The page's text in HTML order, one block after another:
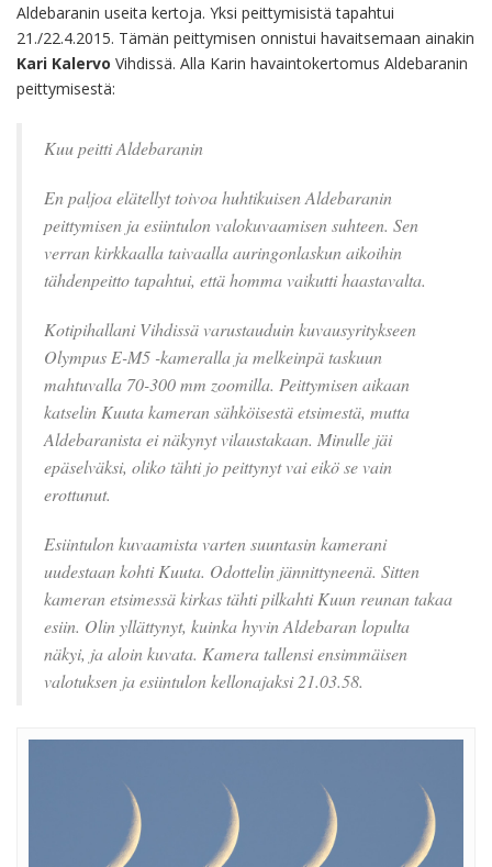
Aldebaranin useita kertoja. Yksi peittymisistä tapahtui
21./22.4.2015. Tämän peittymisen onnistui havaitsemaan ainakin
Kari Kalervo Vihdissä. Alla Karin havaintokertomus Aldebaranin
peittymisestä:
Kuu peitti Aldebaranin
En paljoa elätellyt toivoa huhtikuisen Aldebaranin
peittymisen ja esiintulon valokuvaamisen suhteen. Sen
verran kirkkaalla taivaalla auringonlaskun aikoihin
tähdenpeitto tapahtui, että homma vaikutti haastavalta.
Kotipihallani Vihdissä varustauduin kuvausyritykseen
Olympus E-M5 -kameralla ja melkeinpä taskuun
mahtuvalla 70-300 mm zoomilla. Peittymisen aikaan
katselin Kuuta kameran sähköisestä etsimestä, mutta
Aldebaranista ei näkynyt vilaustakaan. Minulle jäi
epäselväksi, oliko tähti jo peittynyt vai eikö se vain
erottunut.
Esiintulon kuvaamista varten suuntasin kamerani
uudestaan kohti Kuuta. Odottelin jännittyneenä. Sitten
kameran etsimessä kirkas tähti pilkahti Kuun reunan takaa
esiin. Olin yllättynyt, kuinka hyvin Aldebaran lopulta
näkyi, ja aloin kuvata. Kamera tallensi ensimmäisen
valotuksen ja esiintulon kellonajaksi 21.03.58.